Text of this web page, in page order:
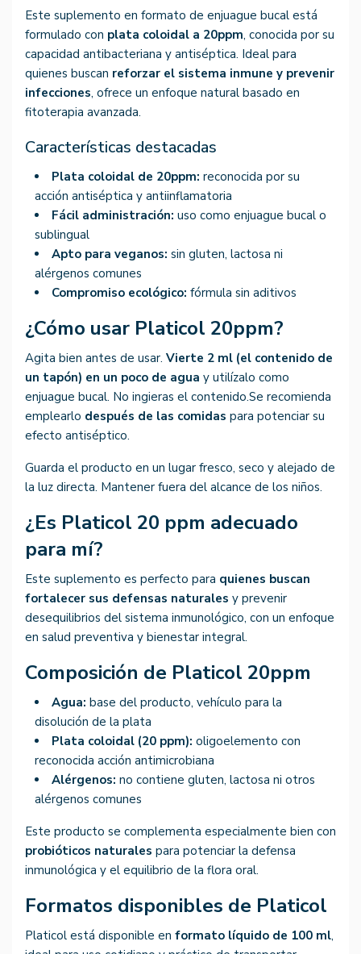
Este suplemento en formato de enjuague bucal está
formulado con plata coloidal a 20ppm, conocida por su
capacidad antibacteriana y antiséptica. Ideal para
quienes buscan reforzar el sistema inmune y prevenir
infecciones, ofrece un enfoque natural basado en
fitoterapia avanzada.
Características destacadas
Plata coloidal de 20ppm: reconocida por su
acción antiséptica y antiinflamatoria
Fácil administración: uso como enjuague bucal o
sublingual
Apto para veganos: sin gluten, lactosa ni
alérgenos comunes
Compromiso ecológico: fórmula sin aditivos
¿Cómo usar Platicol 20ppm?
Agita bien antes de usar. Vierte 2 ml (el contenido de
un tapón) en un poco de agua y utilízalo como
enjuague bucal. No ingieras el contenido.Se recomienda
emplearlo después de las comidas para potenciar su
efecto antiséptico.
Guarda el producto en un lugar fresco, seco y alejado de
la luz directa. Mantener fuera del alcance de los niños.
¿Es Platicol 20 ppm adecuado
para mí?
Este suplemento es perfecto para quienes buscan
fortalecer sus defensas naturales y prevenir
desequilibrios del sistema inmunológico, con un enfoque
en salud preventiva y bienestar integral.
Composición de Platicol 20ppm
Agua: base del producto, vehículo para la
disolución de la plata
Plata coloidal (20 ppm): oligoelemento con
reconocida acción antimicrobiana
Alérgenos: no contiene gluten, lactosa ni otros
alérgenos comunes
Este producto se complementa especialmente bien con
probióticos naturales para potenciar la defensa
inmunológica y el equilibrio de la flora oral.
Formatos disponibles de Platicol
Platicol está disponible en formato líquido de 100 ml,